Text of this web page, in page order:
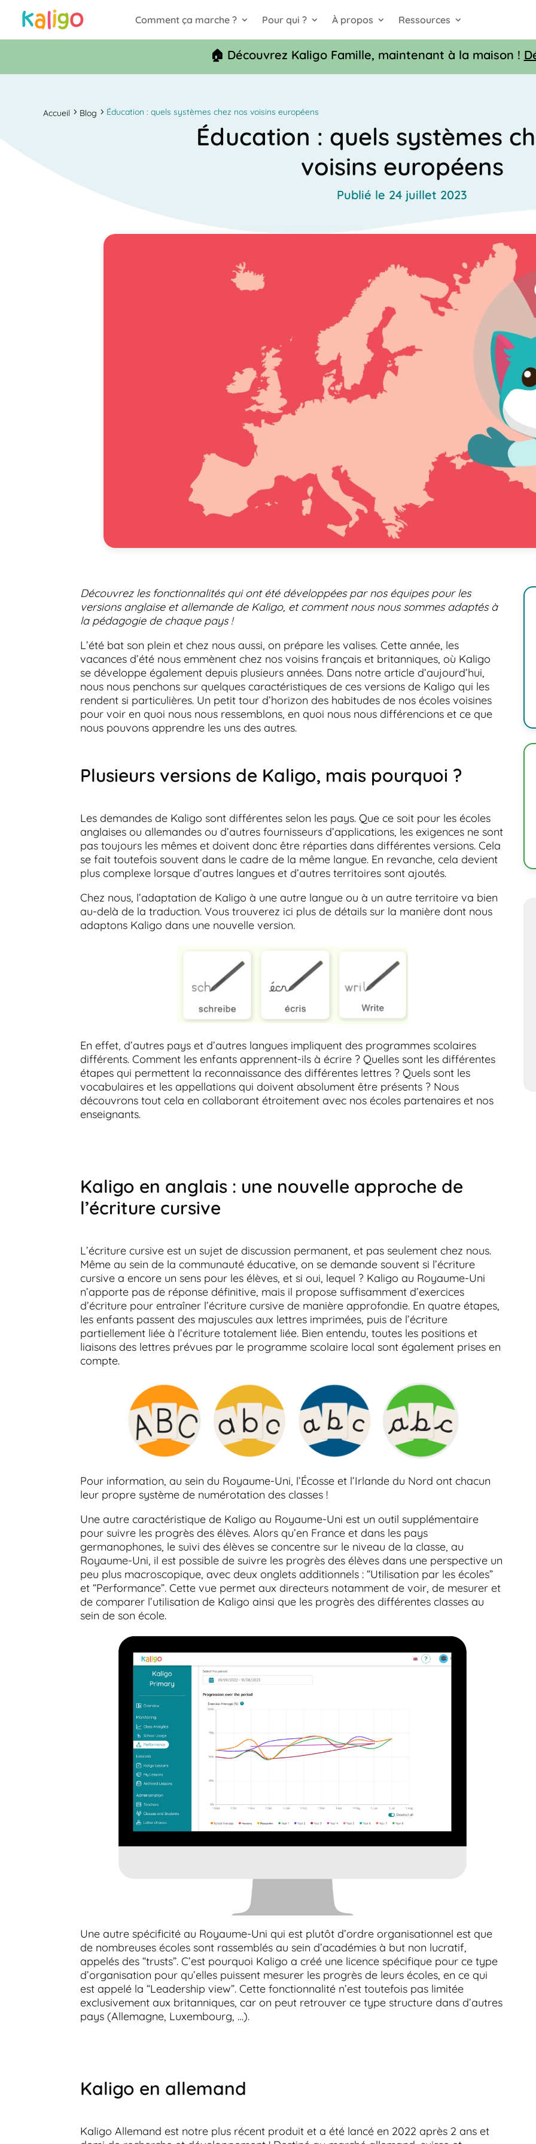
Comment ça marche ? Pour qui ? À propos Ressources
🏠 Découvrez Kaligo Famille, maintenant à la maison !
Accueil Blog Éducation : quels systèmes chez nos voisins européens
Éducation : quels systèmes
voisins européens
Publié le 24 juillet 2023
Découvrez les fonctionnalités qui ont été développées par nos équipes pour les
versions anglaise et allemande de Kaligo, et comment nous nous sommes adaptés à
la pédagogie de chaque pays !
L’été bat son plein et chez nous aussi, on prépare les valises. Cette année, les
vacances d’été nous emmènent chez nos voisins français et britanniques, où Kaligo
se développe également depuis plusieurs années. Dans notre article d’aujourd’hui,
nous nous penchons sur quelques caractéristiques de ces versions de Kaligo qui les
rendent si particulières. Un petit tour d’horizon des habitudes de nos écoles voisines
pour voir en quoi nous nous ressemblons, en quoi nous nous différencions et ce que
nous pouvons apprendre les uns des autres.
Plusieurs versions de Kaligo, mais pourquoi ?
Les demandes de Kaligo sont différentes selon les pays. Que ce soit pour les écoles
anglaises ou allemandes ou d’autres fournisseurs d’applications, les exigences ne sont
pas toujours les mêmes et doivent donc être réparties dans différentes versions. Cela
se fait toutefois souvent dans le cadre de la même langue. En revanche, cela devient
plus complexe lorsque d’autres langues et d’autres territoires sont ajoutés.
Chez nous, l’adaptation de Kaligo à une autre langue ou à un autre territoire va bien
au-delà de la traduction. Vous trouverez ici plus de détails sur la manière dont nous
adaptons Kaligo dans une nouvelle version.
En effet, d’autres pays et d’autres langues impliquent des programmes scolaires
différents. Comment les enfants apprennent-ils à écrire ? Quelles sont les différentes
étapes qui permettent la reconnaissance des différentes lettres ? Quels sont les
vocabulaires et les appellations qui doivent absolument être présents ? Nous
découvrons tout cela en collaborant étroitement avec nos écoles partenaires et nos
enseignants.
Kaligo en anglais : une nouvelle approche de
l’écriture cursive
L’écriture cursive est un sujet de discussion permanent, et pas seulement chez nous.
Même au sein de la communauté éducative, on se demande souvent si l’écriture
cursive a encore un sens pour les élèves, et si oui, lequel ? Kaligo au Royaume-Uni
n’apporte pas de réponse définitive, mais il propose suffisamment d’exercices
d’écriture pour entraîner l’écriture cursive de manière approfondie. En quatre étapes,
les enfants passent des majuscules aux lettres imprimées, puis de l’écriture
partiellement liée à l’écriture totalement liée. Bien entendu, toutes les positions et
liaisons des lettres prévues par le programme scolaire local sont également prises en
compte.
Pour information, au sein du Royaume-Uni, l’Écosse et l’Irlande du Nord ont chacun
leur propre système de numérotation des classes !
Une autre caractéristique de Kaligo au Royaume-Uni est un outil supplémentaire
pour suivre les progrès des élèves. Alors qu’en France et dans les pays
germanophones, le suivi des élèves se concentre sur le niveau de la classe, au
Royaume-Uni, il est possible de suivre les progrès des élèves dans une perspective un
peu plus macroscopique, avec deux onglets additionnels : “Utilisation par les écoles”
et “Performance”. Cette vue permet aux directeurs notamment de voir, de mesurer et
de comparer l’utilisation de Kaligo ainsi que les progrès des différentes classes au
sein de son école.
Une autre spécificité au Royaume-Uni qui est plutôt d’ordre organisationnel est que
de nombreuses écoles sont rassemblés au sein d’académies à but non lucratif,
appelés des “trusts”. C’est pourquoi Kaligo a créé une licence spécifique pour ce type
d’organisation pour qu’elles puissent mesurer les progrès de leurs écoles, en ce qui
est appelé la “Leadership view”. Cette fonctionnalité n’est toutefois pas limitée
exclusivement aux britanniques, car on peut retrouver ce type structure dans d’autres
pays (Allemagne, Luxembourg, …).
Kaligo en allemand
Kaligo Allemand est notre plus récent produit et a été lancé en 2022 après 2 ans et